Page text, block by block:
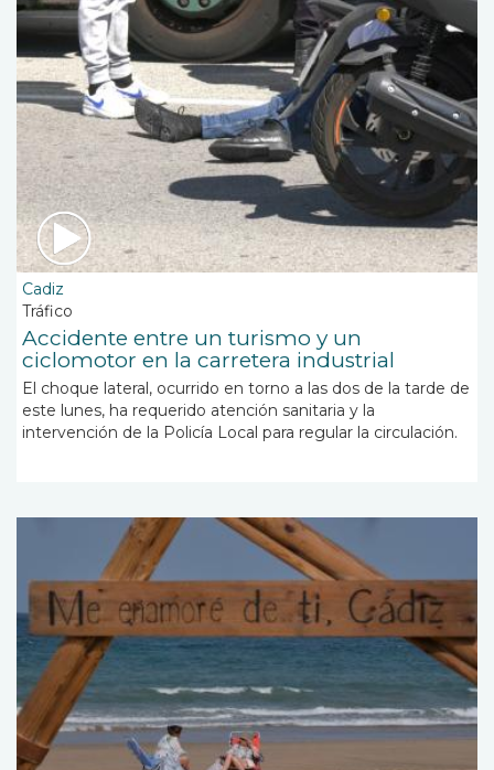
Cadiz
Tráfico
Accidente entre un turismo y un
ciclomotor en la carretera industrial
El choque lateral, ocurrido en torno a las dos de la tarde de
este lunes, ha requerido atención sanitaria y la
intervención de la Policía Local para regular la circulación.